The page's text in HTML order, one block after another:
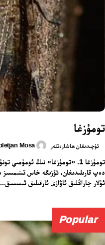
تومۇزغا
ئۇچىدىغان ھاشارەتلەر Mosa
تومۇزغا 1. «تومۇزغا» نىڭ
دەپ قارىلىدىغان، ئۆزىگە خاس
ئۇلار جاراڭلىق ئاۋازى ئارقىلىق ئىسسىق...
Popular